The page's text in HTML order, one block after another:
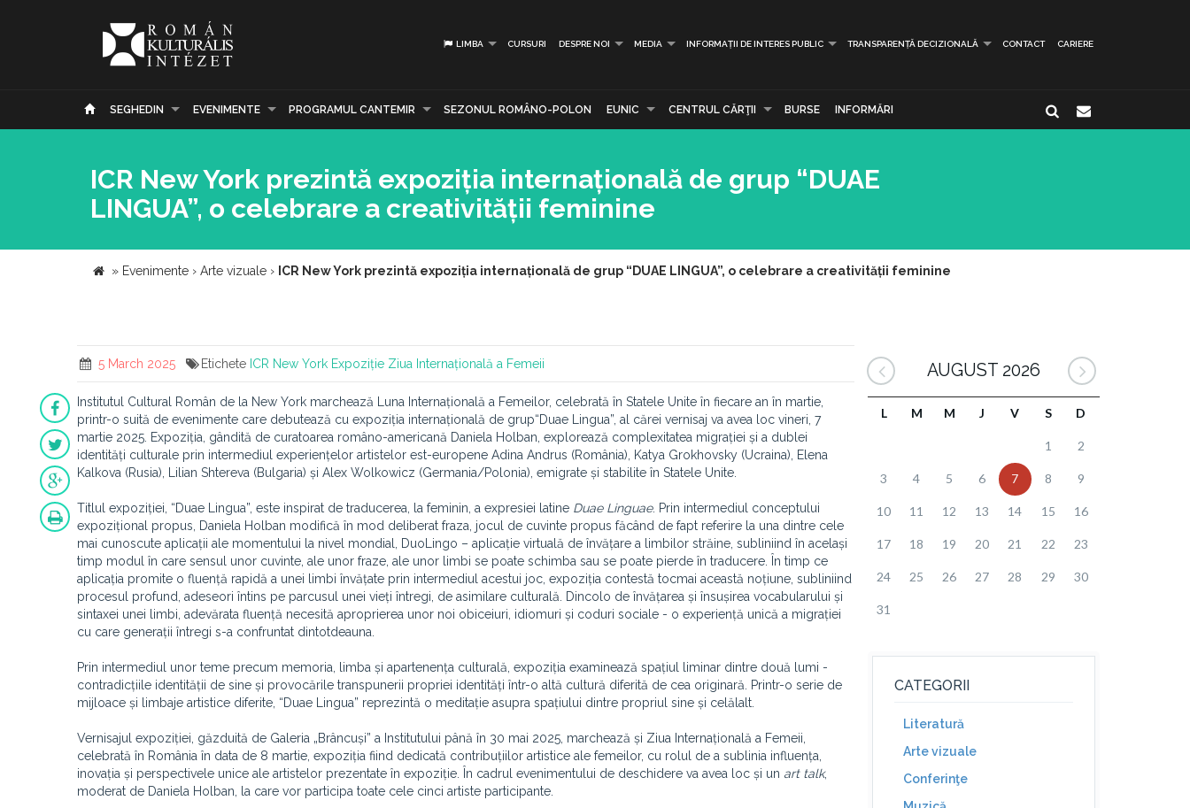
LIMBA CURSURI DESPRE NOI MEDIA INFORMAȚII DE INTERES PUBLIC TRANSPARENȚĂ DECIZIONALĂ CONTACT CARIERE
SEGHEDIN EVENIMENTE PROGRAMUL CANTEMIR SEZONUL ROMÂNO-POLON EUNIC CENTRUL CĂRŢII BURSE INFORMĂRI
ICR New York prezintă expoziția internațională de grup “DUAE
LINGUA”, o celebrare a creativității feminine
» Evenimente › Arte vizuale › ICR New York prezintă expoziția internațională de grup “DUAE LINGUA”, o celebrare a creativității feminine
5 March 2025 Etichete ICR New York Expoziție Ziua Internațională a Femeii
Institutul Cultural Român de la New York marchează Luna Internațională a Femeilor, celebrată în Statele Unite în fiecare an în martie,
printr-o suită de evenimente care debutează cu expoziția internațională de grup“Duae Lingua”, al cărei vernisaj va avea loc vineri, 7
martie 2025. Expoziția, gândită de curatoarea româno-americană Daniela Holban, explorează complexitatea migrației și a dublei
identități culturale prin intermediul experiențelor artistelor est-europene Adina Andrus (România), Katya Grokhovsky (Ucraina), Elena
Kalkova (Rusia), Lilian Shtereva (Bulgaria) și Alex Wolkowicz (Germania/Polonia), emigrate și stabilite în Statele Unite.
Titlul expoziției, “Duae Lingua”, este inspirat de traducerea, la feminin, a expresiei latine Duae Linguae. Prin intermediul conceptului
expozițional propus, Daniela Holban modifică în mod deliberat fraza, jocul de cuvinte propus făcând de fapt referire la una dintre cele
mai cunoscute aplicații ale momentului la nivel mondial, DuoLingo – aplicație virtuală de învățare a limbilor străine, subliniind în același
timp modul în care sensul unor cuvinte, ale unor fraze, ale unor limbi se poate schimba sau se poate pierde în traducere. În timp ce
aplicația promite o fluență rapidă a unei limbi învățate prin intermediul acestui joc, expoziția contestă tocmai această noțiune, subliniind
procesul profund, adeseori întins pe parcusul unei vieți întregi, de asimilare culturală. Dincolo de învățarea și însușirea vocabularului și
sintaxei unei limbi, adevărata fluență necesită aproprierea unor noi obiceiuri, idiomuri și coduri sociale - o experiență unică a migrației
cu care generații întregi s-a confruntat dintotdeauna.
Prin intermediul unor teme precum memoria, limba și apartenența culturală, expoziția examinează spațiul liminar dintre două lumi -
contradicțiile identității de sine și provocările transpunerii propriei identități într-o altă cultură diferită de cea originară. Printr-o serie de
mijloace și limbaje artistice diferite, “Duae Lingua” reprezintă o meditație asupra spațiului dintre propriul sine și celălalt.
Vernisajul expoziției, găzduită de Galeria „Brâncuși” a Institutului până în 30 mai 2025, marchează și Ziua Internațională a Femeii,
celebrată în România în data de 8 martie, expoziția fiind dedicată contribuțiilor artistice ale femeilor, cu rolul de a sublinia influența,
inovația și perspectivele unice ale artistelor prezentate în expoziție. În cadrul evenimentului de deschidere va avea loc și un art talk,
moderat de Daniela Holban, la care vor participa toate cele cinci artiste participante.
AUGUST 2026
L M M J V S D
1 2
3 4 5 6 7 8 9
10 11 12 13 14 15 16
17 18 19 20 21 22 23
24 25 26 27 28 29 30
31
CATEGORII
Literatură
Arte vizuale
Conferinţe